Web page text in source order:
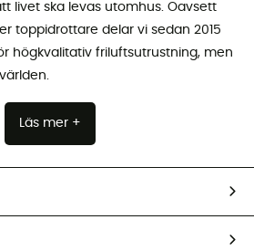
livet ska levas utomhus. Oavsett
toppidrottare delar vi sedan 2015
högkvalitativ friluftsutrustning, men
Läs mer +